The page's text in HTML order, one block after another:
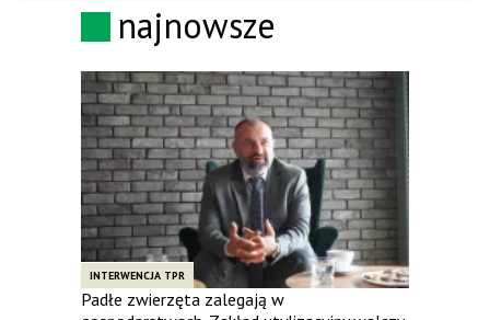
najnowsze
INTERWENCJA TPR
Padłe zwierzęta zalegają w